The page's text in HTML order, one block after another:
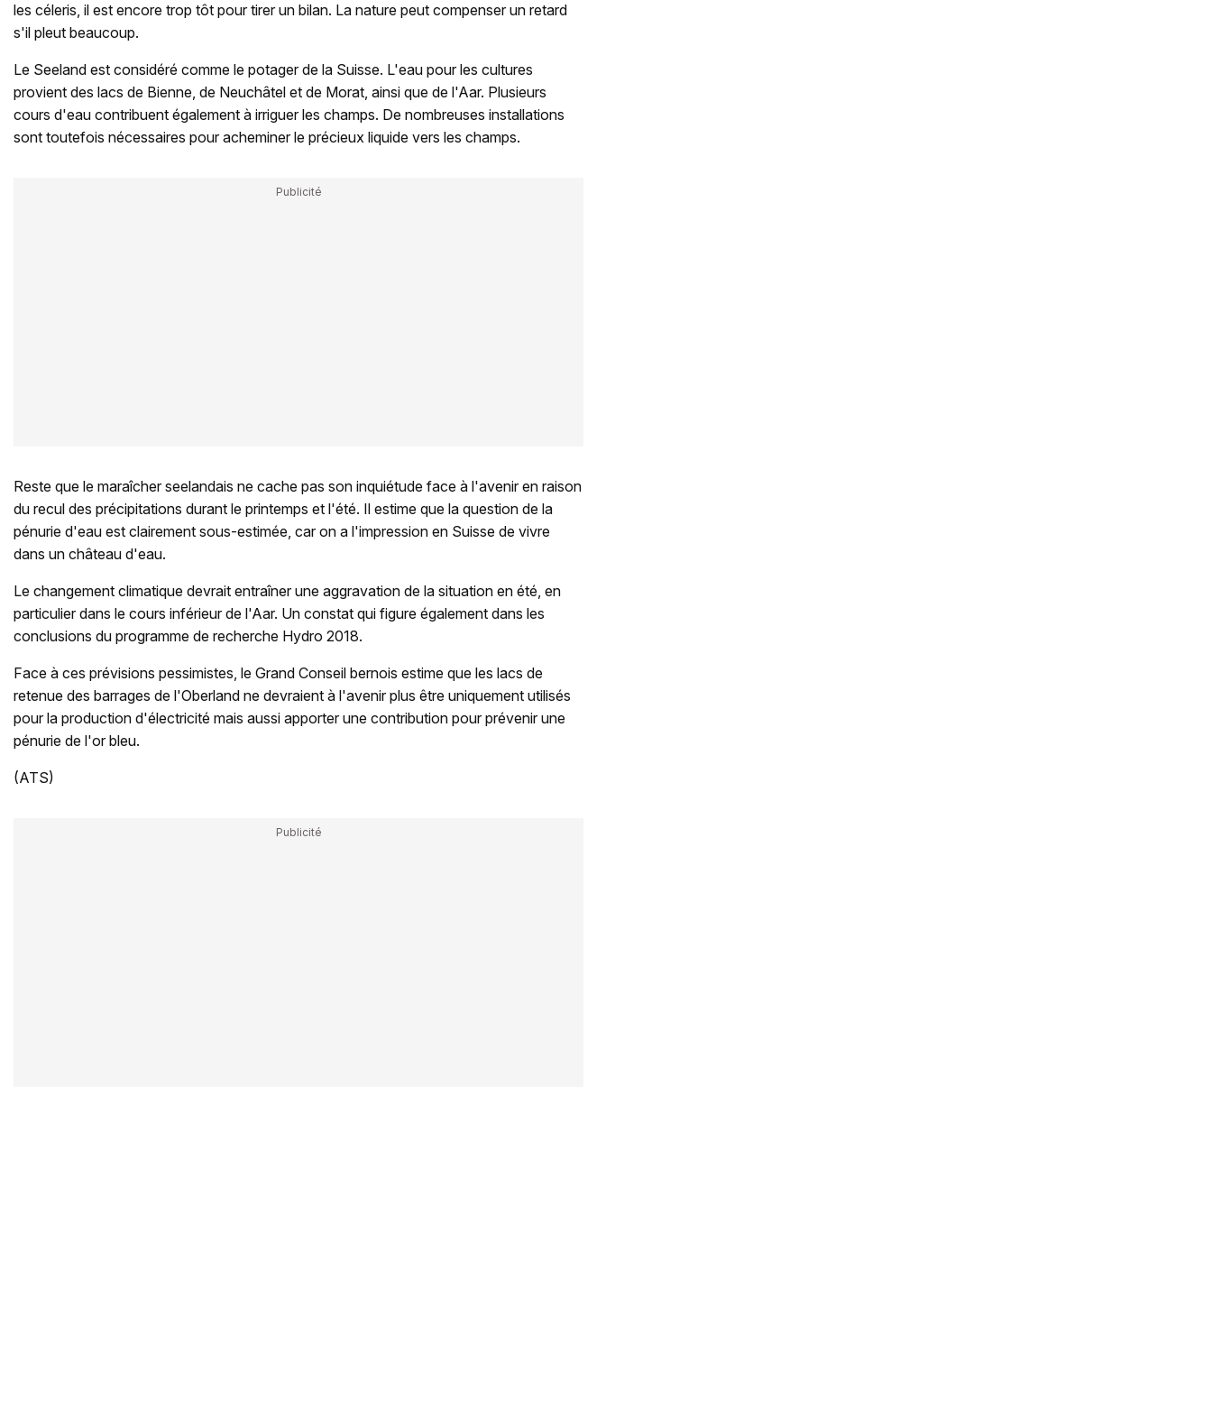
les céleris, il est encore trop tôt pour tirer un bilan. La nature peut compenser un retard
s'il pleut beaucoup.
Le Seeland est considéré comme le potager de la Suisse. L'eau pour les cultures
provient des lacs de Bienne, de Neuchâtel et de Morat, ainsi que de l'Aar. Plusieurs
cours d'eau contribuent également à irriguer les champs. De nombreuses installations
sont toutefois nécessaires pour acheminer le précieux liquide vers les champs.
Reste que le maraîcher seelandais ne cache pas son inquiétude face à l'avenir en raison
du recul des précipitations durant le printemps et l'été. Il estime que la question de la
pénurie d'eau est clairement sous-estimée, car on a l'impression en Suisse de vivre
dans un château d'eau.
Le changement climatique devrait entraîner une aggravation de la situation en été, en
particulier dans le cours inférieur de l'Aar. Un constat qui figure également dans les
conclusions du programme de recherche Hydro 2018.
Face à ces prévisions pessimistes, le Grand Conseil bernois estime que les lacs de
retenue des barrages de l'Oberland ne devraient à l'avenir plus être uniquement utilisés
pour la production d'électricité mais aussi apporter une contribution pour prévenir une
pénurie de l'or bleu.
(ATS)